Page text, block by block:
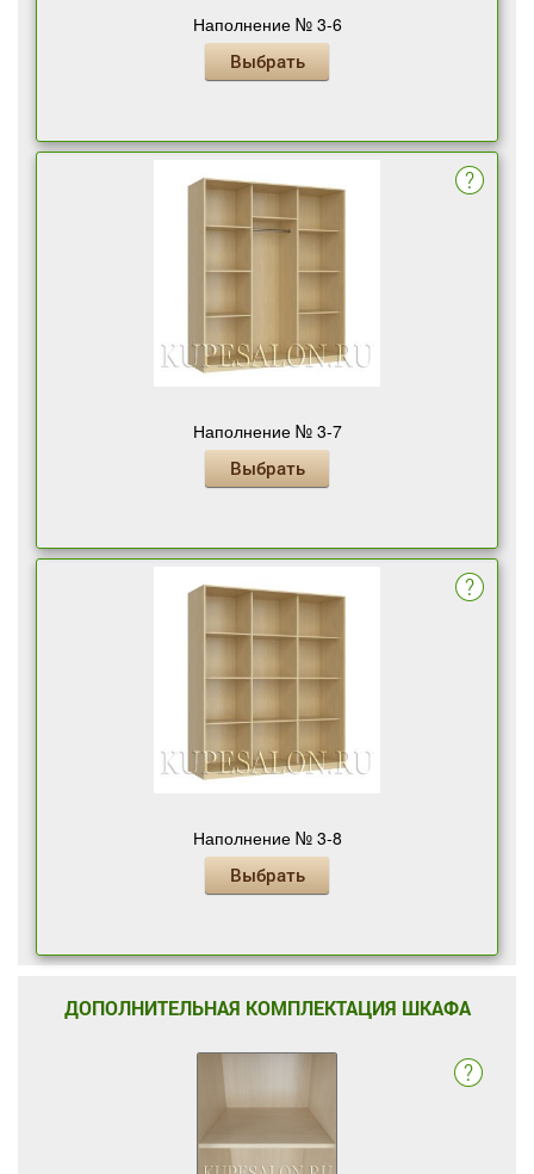
Наполнение № 3-6
Выбрать
Наполнение № 3-7
Выбрать
Наполнение № 3-8
Выбрать
ДОПОЛНИТЕЛЬНАЯ КОМПЛЕКТАЦИЯ ШКАФА